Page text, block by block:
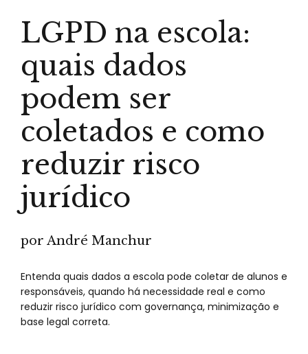
LGPD na escola:
quais dados
podem ser
coletados e como
reduzir risco
jurídico
por André Manchur
Entenda quais dados a escola pode coletar de alunos e
responsáveis, quando há necessidade real e como
reduzir risco jurídico com governança, minimização e
base legal correta.